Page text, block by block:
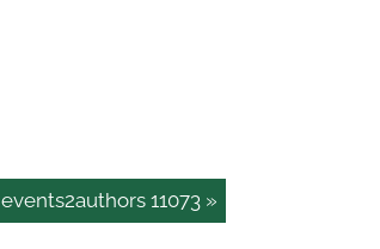
events2authors 11073 »